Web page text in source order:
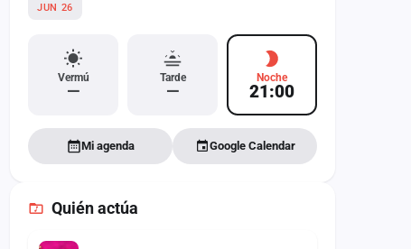
JUN 26
Vermú
—
Tarde
—
Noche
21:00
Mi agenda Google Calendar
Quién actúa